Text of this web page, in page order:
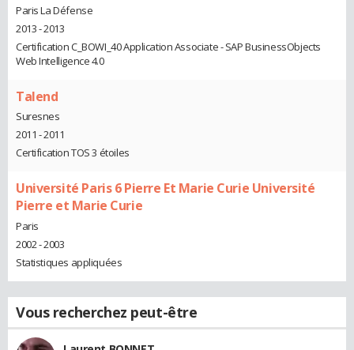
Paris La Défense
2013 - 2013
Certification C_BOWI_40 Application Associate - SAP BusinessObjects
Web Intelligence 4.0
Talend
Suresnes
2011 - 2011
Certification TOS 3 étoiles
Université Paris 6 Pierre Et Marie Curie Université
Pierre et Marie Curie
Paris
2002 - 2003
Statistiques appliquées
Vous recherchez peut-être